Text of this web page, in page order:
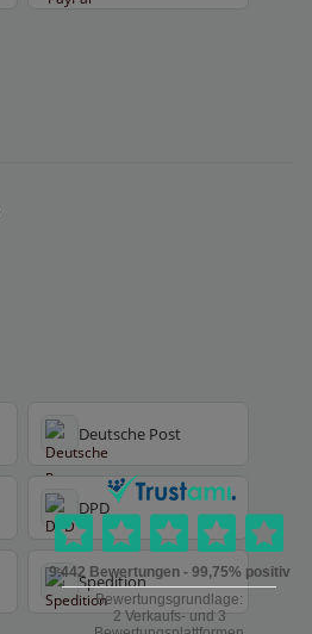
Deutsche Post
DPD
Spedition